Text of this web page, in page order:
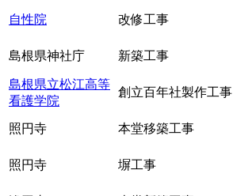
自性院 改修工事
島根県神社庁 新築工事
島根県立松江高等
看護学院
創立百年社製作工事
照円寺 本堂移築工事
照円寺 塀工事